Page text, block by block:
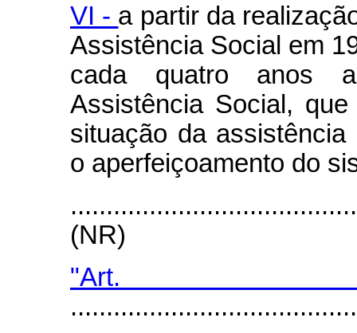
VI - a partir da
Assistência Social em
cada quatro anos
Assistência Social,
situação da
o aperfeiçoamento do
(NR)
"Art.